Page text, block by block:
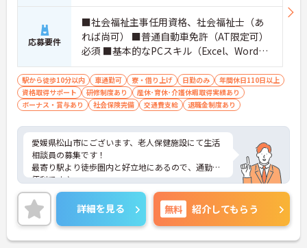
応募要件
■社会福祉主事任用資格、社会福祉士（あ
れば尚可） ■普通自動車免許（AT限定可）
必須 ■基本的なPCスキル（Excel、Word）
必須
駅から徒歩10分以内 車通勤可 寮・借り上げ 日勤のみ
年間休日110日以上
資格取得サポート
研修制度あり
産休･育休･介護休暇取得実績あり
ボーナス・賞与あり
社会保険完備 交通費支給 退職金制度あり
愛媛県松山市にございます、老人保健施設にて生活
相談員の募集です！
最寄り駅より徒歩圏内と好立地にあるので、通勤に
便利です♪
入居可能住宅や、病児保育等の利用可能！その他福
利厚生も整っておりますので安心して就業していた
だけます★
ご興味のある方は、マイナビ介護職までお問い合わ
せください。
詳細を見る 無料 紹介してもらう